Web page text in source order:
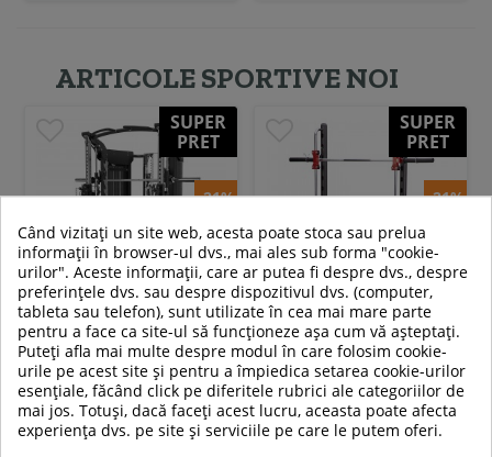
ARTICOLE SPORTIVE NOI
SUPER
PRET
-21%
Aparat multifunctional
Smith HMS CYKLOP 10
39 319,00 RON
30 988,99 RON
SUPER
PRET
-21%
Aparat Smith HMS ATLAS X3
2 889,00 RON
2 279,00 RON
Când vizitați un site web, acesta poate stoca sau prelua
informații în browser-ul dvs., mai ales sub forma "cookie-
urilor". Aceste informații, care ar putea fi despre dvs., despre
preferințele dvs. sau despre dispozitivul dvs. (computer,
tableta sau telefon), sunt utilizate în cea mai mare parte
pentru a face ca site-ul să funcționeze așa cum vă așteptați.
Puteți afla mai multe despre modul în care folosim cookie-
urile pe acest site și pentru a împiedica setarea cookie-urilor
esențiale, făcând click pe diferitele rubrici ale categoriilor de
mai jos. Totuși, dacă faceți acest lucru, aceasta poate afecta
experiența dvs. pe site și serviciile pe care le putem oferi.